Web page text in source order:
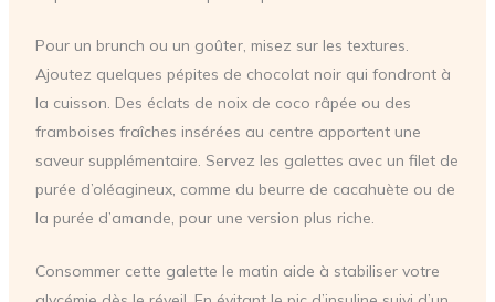
Pour un brunch ou un goûter, misez sur les textures.
Ajoutez quelques pépites de chocolat noir qui fondront à
la cuisson. Des éclats de noix de coco râpée ou des
framboises fraîches insérées au centre apportent une
saveur supplémentaire. Servez les galettes avec un filet de
purée d’oléagineux, comme du beurre de cacahuète ou de
la purée d’amande, pour une version plus riche.
Consommer cette galette le matin aide à stabiliser votre